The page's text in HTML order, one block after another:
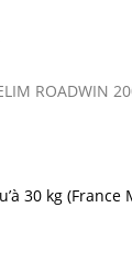
ROADWIN
30 kg